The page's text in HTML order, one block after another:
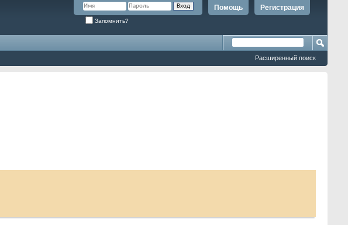
Регистрация
Помощь
Запомнить?
Расширенный поиск